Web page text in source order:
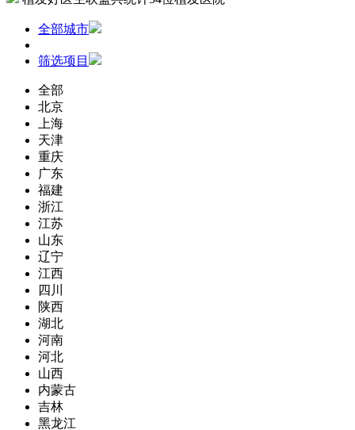
全部城市
筛选项目
全部
北京
上海
天津
重庆
广东
福建
浙江
江苏
山东
辽宁
江西
四川
陕西
湖北
河南
河北
山西
内蒙古
吉林
黑龙江